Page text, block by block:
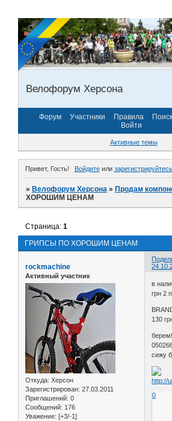
Велофорум Херсона
Форум Участники Правила Поиск
Войти
Активные темы
Привет, Гость! Войдитеили зарегистрируйтесь
»Велофорум Херсона »Продам
ХОРОШИМ ЦЕНАМ
ГРИПСЫ ПО ХОРОШИМ ЦЕНАМ
Страница:1
rockmachine
Активный участник
Откуда: Херсон
Зарегистрирован: 27.03.2011
Приглашений: 0
Сообщений: 176
Уважение: [+3/-1]
в
грн 2
130
сижу
0